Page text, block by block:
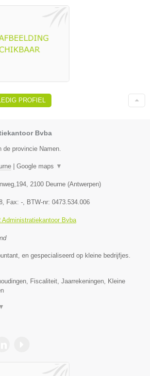
PROFIEL
Bvba
de provincie Namen.
Google maps ▼
, 2100 Deurne (Antwerpen)
, Fax: -, BTW-nr: 0473.534.006
Administratiekantoor Bvba
en gespecialiseerd op kleine bedrijfjes.
Fiscaliteit, Jaarrekeningen, Kleine
▼